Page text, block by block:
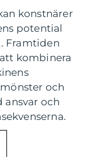
konstnärer
potential
Framtiden
kombinera
och
och